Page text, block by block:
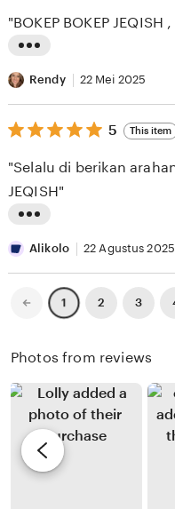
e
b
y
A
E
S
E
K
n
r
e
v
e
w
y
X
X
5
stars
i
s
t
n
g
e
v
R
e
n
"BOKEP BOKEP
Rendy 22 Mei 2025
5
out
5
stars
5 This item
i
s
e
i
"Selalu di berikan
JEQISH"
Alikolo 22 Agustus 2025
Previous
page
1 2 3
Photos from reviews